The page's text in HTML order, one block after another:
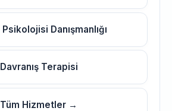
Danışmanlığı
Davranış Terapisi
Tüm Hizmetler →